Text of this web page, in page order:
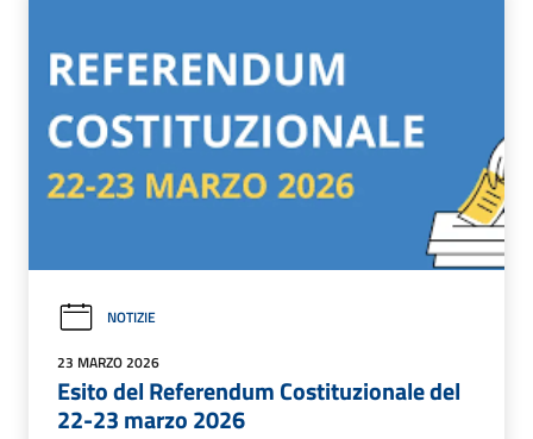
NOTIZIE
23 MARZO 2026
Esito del Referendum Costituzionale del
22-23 marzo 2026